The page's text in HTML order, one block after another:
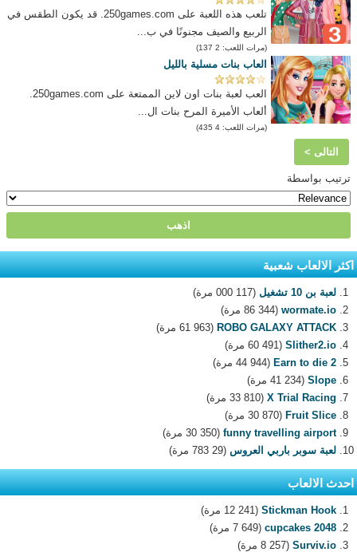
تلعب هذه اللعبة على 250games.com. قد يكون الطقس في
الربيع والصيف مجنونًا في ب...
(مرات اللعب: 2 137)
العاب بنات مسلية بالليل
العب لعبة بنات اون لاين الممتعة على 250games.com.
ألعاب الأميرة المرح بنات ال...
(مرات اللعب: 4 435)
التالى >
ترتيب بواسطة
اكثر الالعاب شعبية
لعبة بن 10 تشغيل
(117 000 مرة)
wormate.io (86 344 مرة)
ROBO GALAXY ATTACK (61 963 مرة)
Slither2.io (60 491 مرة)
Earn to die 2 (44 944 مرة)
Slope (41 234 مرة)
X Trial Racing (33 810 مرة)
Fruit Slice (30 870 مرة)
funny travelling airport (30 350 مرة)
لعبة سوبر باربي العروس (29 783 مرة)
احدث الالعاب
Stickman Hook (12 241 مرة)
2048 cupcakes
(7 649 مرة)
Surviv.io (8 257 مرة)